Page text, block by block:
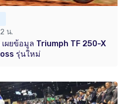
น.
ผยข้อมูล Triumph TF 250-X
รุ่นใหม่